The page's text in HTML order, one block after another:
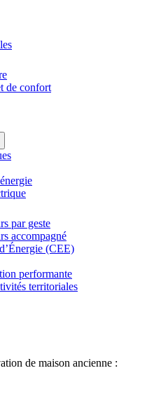
de confort
par geste
accompagné
(CEE)
performante
territoriales
de maison ancienne :